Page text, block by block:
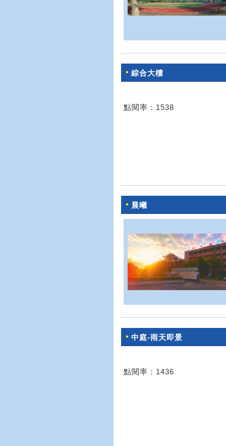
綜合大樓
點閱率：1538
晨曦
中庭-雨天即景
點閱率：1436